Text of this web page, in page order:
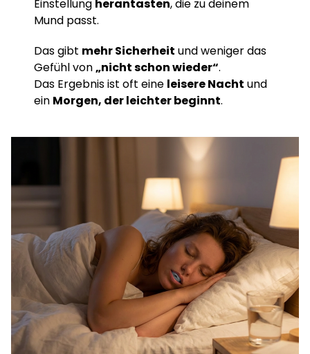
Einstellung herantasten, die zu deinem
Mund passt.
Das gibt mehr Sicherheit und weniger das
Gefühl von „nicht schon wieder“.
Das Ergebnis ist oft eine leisere Nacht und
ein Morgen, der leichter beginnt.